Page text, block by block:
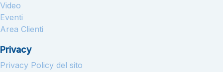
Video
Eventi
Area Clienti
Privacy
Privacy Policy del sito